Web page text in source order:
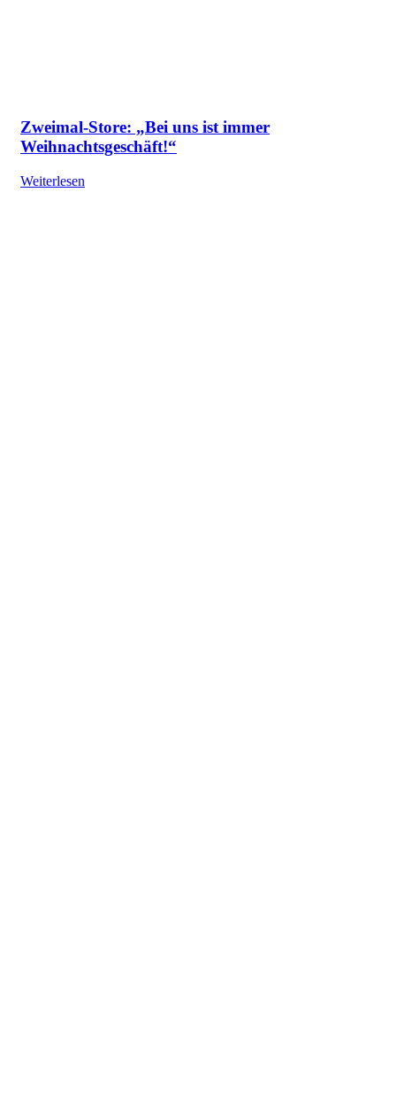
Zweimal-Store: „Bei uns ist immer
Weihnachtsgeschäft!“
Weiterlesen